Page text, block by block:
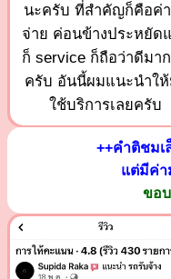
นะครับ ที่สำคัญก็คือค่
จ่าย ค่อนข้างประหยัด
ก็ service ก็ถือว่าดีมา
ครับ อันนี้ผมแนะนำใ
ใช้บริการเลยครับ
++คำติชมเ
แต่มีค่า
ขอ